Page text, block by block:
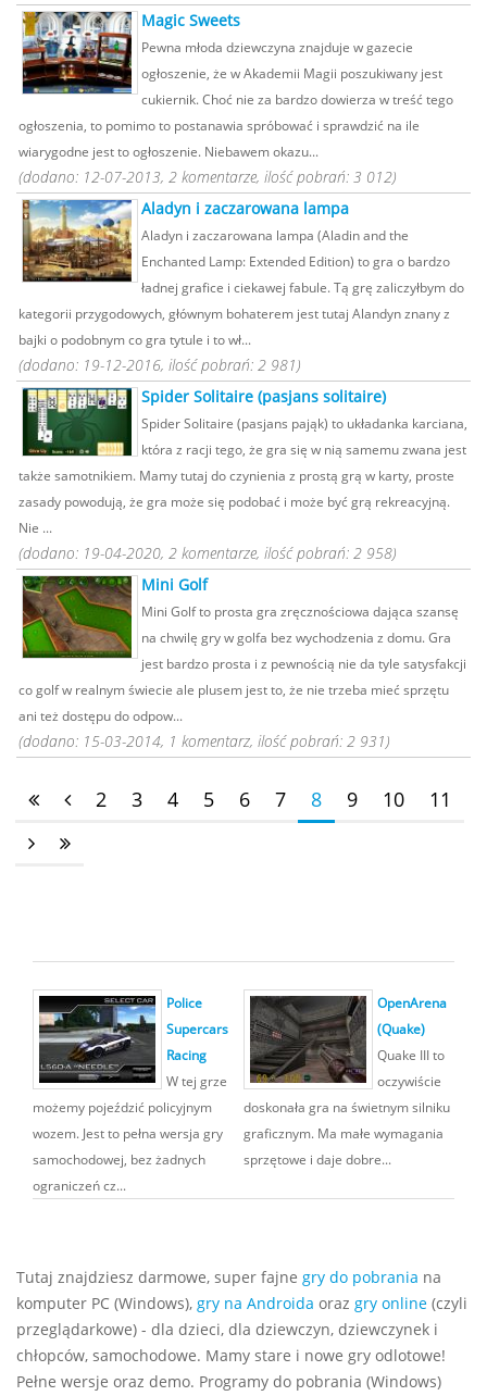
Magic Sweets
Pewna młoda dziewczyna znajduje w gazecie
ogłoszenie, że w Akademii Magii poszukiwany jest
cukiernik. Choć nie za bardzo dowierza w treść tego
ogłoszenia, to pomimo to postanawia spróbować i sprawdzić na ile
wiarygodne jest to ogłoszenie. Niebawem okazu...
(dodano: 12-07-2013, 2 komentarze, ilość pobrań: 3 012)
Aladyn i zaczarowana lampa
Aladyn i zaczarowana lampa (Aladin and the
Enchanted Lamp: Extended Edition) to gra o bardzo
ładnej grafice i ciekawej fabule. Tą grę zaliczyłbym do
kategorii przygodowych, głównym bohaterem jest tutaj Alandyn znany z
bajki o podobnym co gra tytule i to wł...
(dodano: 19-12-2016, ilość pobrań: 2 981)
Spider Solitaire (pasjans solitaire)
Spider Solitaire (pasjans pająk) to układanka karciana,
która z racji tego, że gra się w nią samemu zwana jest
także samotnikiem. Mamy tutaj do czynienia z prostą grą w karty, proste
zasady powodują, że gra może się podobać i może być grą rekreacyjną.
Nie ...
(dodano: 19-04-2020, 2 komentarze, ilość pobrań: 2 958)
Mini Golf
Mini Golf to prosta gra zręcznościowa dająca szansę
na chwilę gry w golfa bez wychodzenia z domu. Gra
jest bardzo prosta i z pewnością nie da tyle satysfakcji
co golf w realnym świecie ale plusem jest to, że nie trzeba mieć sprzętu
ani też dostępu do odpow...
(dodano: 15-03-2014, 1 komentarz, ilość pobrań: 2 931)
2 3 4 5 6 7 8 9 10 11
Police
Supercars
Racing
W tej grze
możemy pojeździć policyjnym
wozem. Jest to pełna wersja gry
samochodowej, bez żadnych
ograniczeń cz...
OpenArena
(Quake)
Quake III to
oczywiście
doskonała gra na świetnym silniku
graficznym. Ma małe wymagania
sprzętowe i daje dobre...
Tutaj znajdziesz darmowe, super fajne gry do pobrania na
komputer PC (Windows), gry na Androida oraz gry online (czyli
przeglądarkowe) - dla dzieci, dla dziewczyn, dziewczynek i
chłopców, samochodowe. Mamy stare i nowe gry odlotowe!
Pełne wersje oraz demo. Programy do pobrania (Windows)